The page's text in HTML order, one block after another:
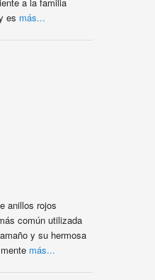
es más...
anillos rojos
común utilizada
y su hermosa
más...